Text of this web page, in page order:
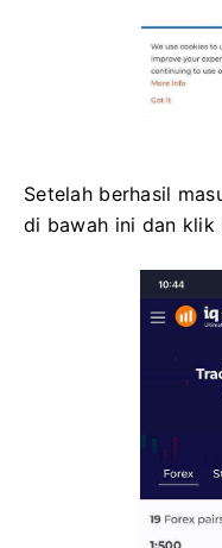
Setelah berhasil
di bawah ini dan klik